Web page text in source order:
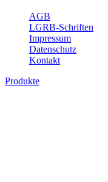
AGB
LGRB-Schriften
Impressum
Datenschutz
Kontakt
Produkte